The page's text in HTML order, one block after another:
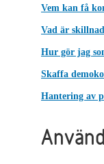
Vem kan få
Vad är
Hur gör jag
Skaffa
Hantering av